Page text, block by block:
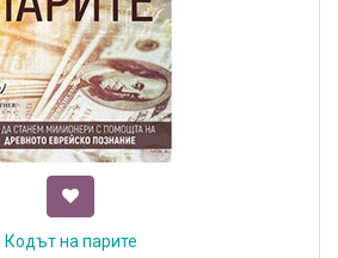
Кодът на парите